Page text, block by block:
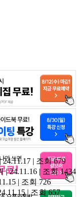
24.11.17 | 조회 679
| 24.11.16 | 조회 1434
| 조회 726
| 조회 657